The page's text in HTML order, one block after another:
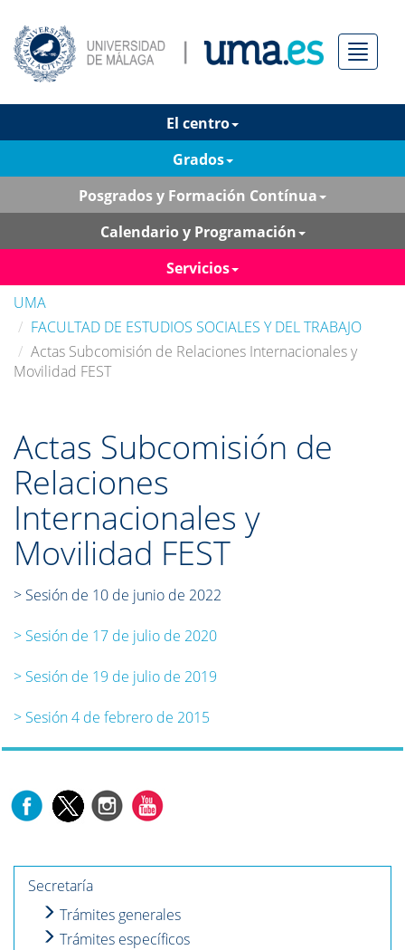
Menú
El centro
Grados
Posgrados y Formación Contínua
Calendario y Programación
Servicios
UMA
FACULTAD DE ESTUDIOS SOCIALES Y DEL TRABAJO
Actas Subcomisión de Relaciones Internacionales y
Movilidad FEST
Actas Subcomisión de
Relaciones
Internacionales y
Movilidad FEST
> Sesión de 10 de junio de 2022
> Sesión de 17 de julio de 2020
> Sesión de 19 de julio de 2019
> Sesión 4 de febrero de 2015
Secretaría
Trámites generales
Trámites específicos